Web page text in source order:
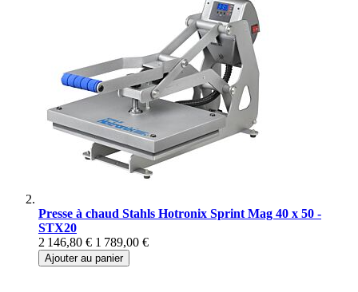
Presse à chaud Stahls Hotronix Sprint Mag 40 x 50 -
STX20
2 146,80 € 1 789,00 €
Ajouter au panier